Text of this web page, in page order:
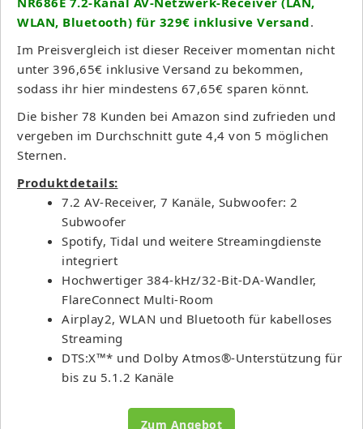
WLAN, Bluetooth) für 329€ inklusive Versand.
Im Preisvergleich ist dieser Receiver momentan nicht
unter 396,65€ inklusive Versand zu bekommen,
sodass ihr hier mindestens 67,65€ sparen könnt.
Die bisher 78 Kunden bei Amazon sind zufrieden und
vergeben im Durchschnitt gute 4,4 von 5 möglichen
Sternen.
Produktdetails:
7.2 AV-Receiver, 7 Kanäle, Subwoofer: 2
Subwoofer
Spotify, Tidal und weitere Streamingdienste
integriert
Hochwertiger 384-kHz/32-Bit-DA-Wandler,
FlareConnect Multi-Room
Airplay2, WLAN und Bluetooth für kabelloses
Streaming
DTS:X™* und Dolby Atmos®-Unterstützung für
bis zu 5.1.2 Kanäle
Zum Angebot